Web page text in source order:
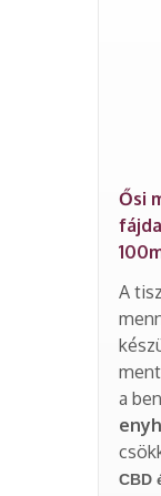
Ősi
A
a
CBD